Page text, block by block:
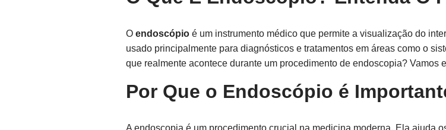
O endoscópio é um instrumento médico que permite a visualização do
usado principalmente para diagnósticos e tratamentos em áreas como o
que realmente acontece durante um procedimento de endoscopia? Vamos
Por Que o Endoscópio é
A endoscopia é um procedimento crucial na medicina moderna. Ela ajuda